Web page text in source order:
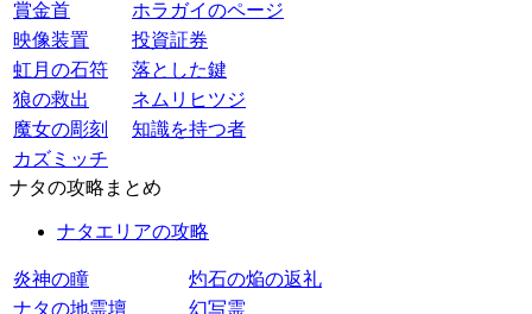
賞金首
ホラガイのページ
映像装置
投資証券
虹月の石符
落とした鍵
狼の救出
ネムリヒツジ
魔女の彫刻
知識を持つ者
カズミッチ
ナタの攻略まとめ
ナタエリアの攻略
炎神の瞳
灼石の焔の返礼
ナタの地霊壇
幻写霊